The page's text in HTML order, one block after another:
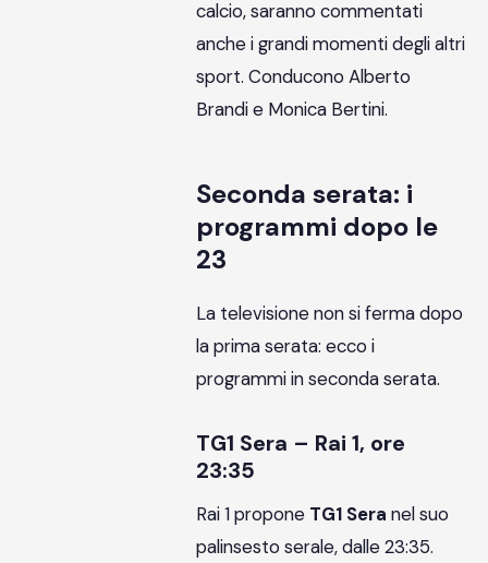
calcio, saranno commentati
anche i grandi momenti degli altri
sport. Conducono Alberto
Brandi e Monica Bertini.
Seconda serata: i
programmi dopo le
23
La televisione non si ferma dopo
la prima serata: ecco i
programmi in seconda serata.
TG1 Sera – Rai 1, ore
23:35
Rai 1 propone TG1 Sera nel suo
palinsesto serale, dalle 23:35.